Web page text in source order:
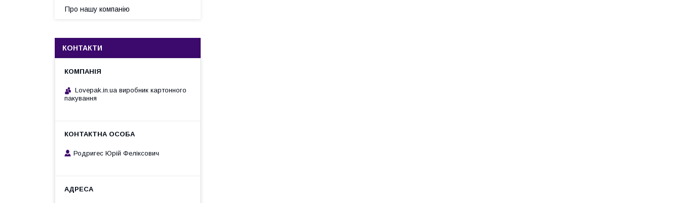
Про нашу компанію
КОНТАКТИ
Lovepak.in.ua виробник картонного
пакування
Родригес Юрій Феліксович